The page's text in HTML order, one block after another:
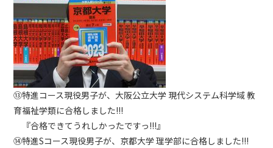
⑬特進コース現役男子が、大阪公立大学 現代システム科学域 教
育福祉学類に合格しました!!!
『合格できてうれしかったですっ!!!』
⑭特進Sコース現役男子が、京都大学 理学部に合格しました!!!